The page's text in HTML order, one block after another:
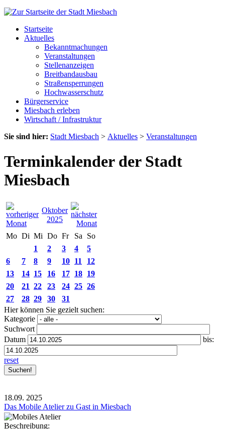
Startseite
Aktuelles
Bekanntmachungen
Veranstaltungen
Stellenanzeigen
Breitbandausbau
Straßensperrungen
Hochwasserschutz
Bürgerservice
Miesbach erleben
Wirtschaft / Infrastruktur
Sie sind hier: Stadt Miesbach > Aktuelles > Veranstaltungen
Terminkalender der Stadt
Miesbach
Oktober
2025
Mo Di Mi Do Fr Sa
So
1
2 3 4
5
6
7 8 9 10 11
12
13
14 15 16 17 18 19
20
21 22 23 24 25 26
27
28 29 30
31
Hier können Sie gezielt suchen:
Kategorie
Suchwort
Datum
bis:
reset
18.09. 2025
Das Mobile Atelier zu Gast in Miesbach
Beschreibung: